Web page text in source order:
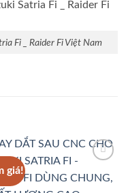
Fi _ Raider Fi Việt Nam
giá!
Wishlist